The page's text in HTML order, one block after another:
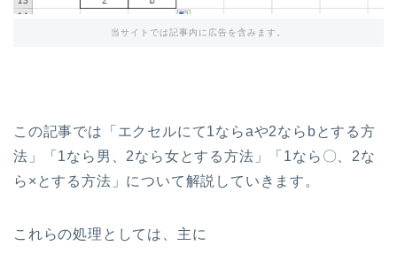
当サイトでは記事内に広告を含みます。
この記事では「エクセルにて1ならaや2ならbとする方
法」「1なら男、2なら女とする方法」「1なら〇、2な
ら×とする方法」について解説していきます。
これらの処理としては、主に